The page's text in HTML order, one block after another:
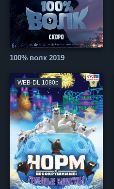
100% волк 2019
WEB-DL 1080p